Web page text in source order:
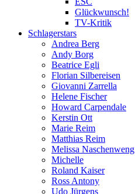
Glückwunsch!
TV-Kritik
Schlagerstars
Andrea Berg
Andy Borg
Beatrice Egli
Florian Silbereisen
Giovanni Zarrella
Helene Fischer
Howard Carpendale
Kerstin Ott
Marie Reim
Matthias Reim
Melissa Naschenweng
Michelle
Roland Kaiser
Ross Antony
Udo Jürgens